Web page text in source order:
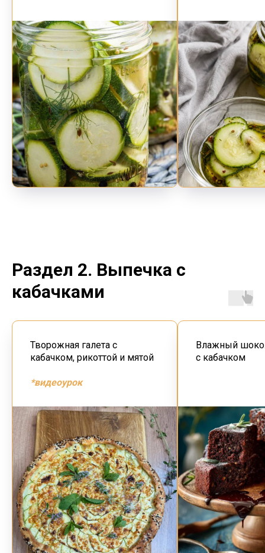
Раздел 2. Выпечка с
кабачками
Творожная галета с
кабачком, рикоттой и мятой
*видеоурок
Влажный
с кабачком